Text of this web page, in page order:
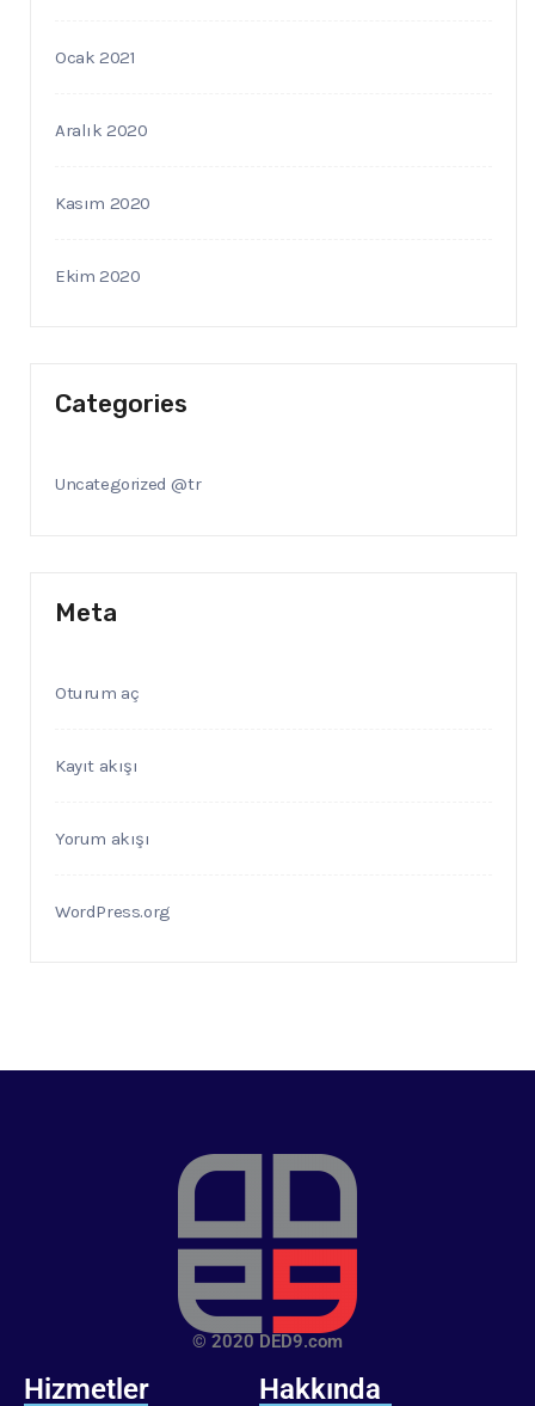
Ocak 2021
Aralık 2020
Kasım 2020
Ekim 2020
Categories
Uncategorized @tr
Meta
Oturum aç
Kayıt akışı
Yorum akışı
WordPress.org
© 2020 DED9.com
Hizmetler Hakkında